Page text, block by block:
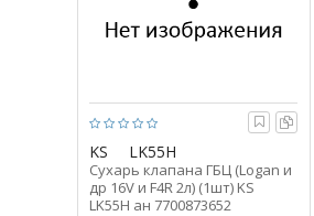
KS LK55H
Сухарь клапана ГБЦ (Logan и
др 16V и F4R 2л) (1шт) KS
LK55H ан 7700873652